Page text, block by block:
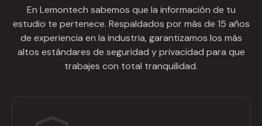
En Lemontech sabemos que la información de tu
estudio te pertenece. Respaldados por más de 15 años
de experiencia en la industria, garantizamos los más
altos estándares de seguridad y privacidad para que
trabajes con total tranquilidad.